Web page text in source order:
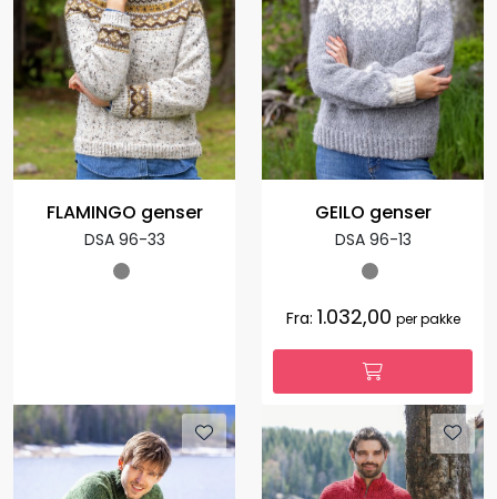
FLAMINGO genser
DSA 96-33
GEILO genser
DSA 96-13
Fra: 1.032,00 per pakke